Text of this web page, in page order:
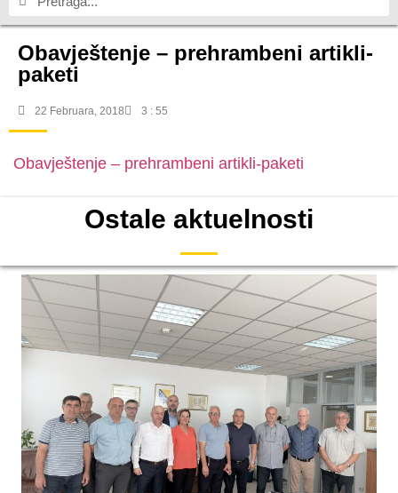
Obavještenje – prehrambeni artikli-
paketi
22 Februara, 2018 3 : 55
Obavještenje – prehrambeni artikli-paketi
Ostale aktuelnosti